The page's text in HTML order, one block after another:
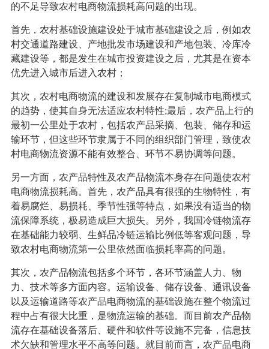
的不足导致农村电商物流损耗高问题的出现。
首先，农村基础设施建设处于城市基础建设之后，例如农
村交通道路建设、产地批发市场建设和产地包装、冷库冷
藏建设等，都是发生在城市投资建设之后，尤其是在资本
优先进入城市后进入农村；
其次，农村电商物流的建设和发展存在复制城市电商模式
的趋势，使其自身无法适应农村特性;最后，农产品上行的
最初一公里处于农村，包括农产品采摘、包装、储存和运
输环节，但这些环节隶属于不同的组织部门管理，致使农
村电商物流资源不能有效整合、环节不易协调等问题。
另一方面，农产品特性及农产品物流本身存在问题使农村
电商物流损耗高。首先，农产品具有很强的生物特性，有
着易腐烂、易损耗、季节性强等特点，如果没有适当的物
流保障系统，极易造成巨大损失。另外，我国冷链物流存
在基础能力较弱、生鲜品冷链运输比例低等客观问题，导
致农村电商物流第一公里依然面临损耗率高的问题。
其次，农产品物流包括多个环节，各环节涵盖人力、物
力、技术等多方面内容。运输设备、储存设备、通讯设备
以及运输道路等农产品电商物流的基础设施在整个物流过
程中占有很大比重，是物流运输的基础。而目前农产品物
流存在基础设备落后、硬件和软件等设施不完备，信息技
术欠缺和管理水平不高等问题。就目前而言，农产品电商